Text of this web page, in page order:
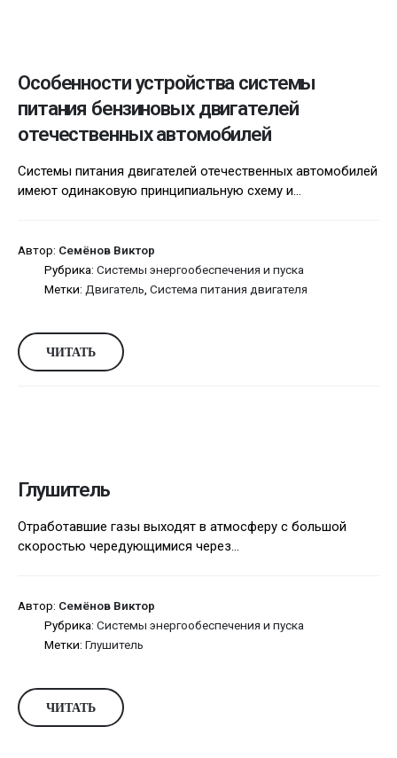
Особенности устройства системы
питания бензиновых двигателей
отечественных автомобилей
Системы питания двигателей отечественных автомобилей
имеют одинаковую принципиальную схему и...
Автор: Семёнов Виктор
Рубрика: Системы энергообеспечения и пуска
Метки: Двигатель, Система питания двигателя
ЧИТАТЬ
Глушитель
Отработавшие газы выходят в атмосферу с большой
скоростью чередующимися через...
Автор: Семёнов Виктор
Рубрика: Системы энергообеспечения и пуска
Метки: Глушитель
ЧИТАТЬ